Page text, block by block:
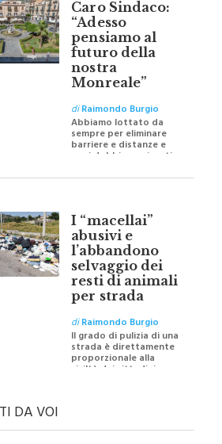
Caro Sindaco:
“Adesso
pensiamo al
futuro della
nostra
Monreale”
diRaimondo Burgio
Abbiamo lottato da
sempre per eliminare
barriere e distanze e
oggi dobbiamo ripartire
I “macellai”
abusivi e
l’abbandono
selvaggio dei
resti di animali
per strada
diRaimondo Burgio
Il grado di pulizia di una
strada è direttamente
proporzionale alla
civiltà dei cittadini
DA VOI